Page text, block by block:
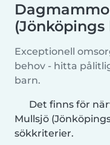
(Jönköpings
Exceptionell
behov - hitta
barn.
Det finns för
Mullsjö
sökkriterier.